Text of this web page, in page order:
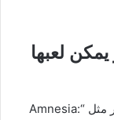
لعبها
هناك العديد من ألعاب الرعب التي تناسب الكبار مثل “Amnesia: